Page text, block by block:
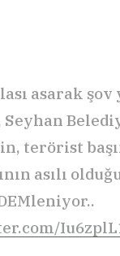
asarak şov
Seyhan
terörist
asılı